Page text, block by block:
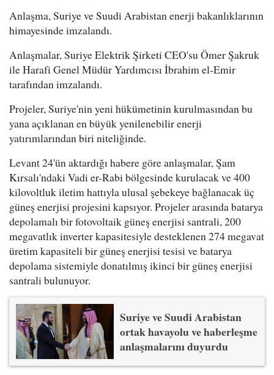
Anlaşma, Suriye ve Suudi Arabistan enerji bakanlıklarının
himayesinde imzalandı.
Anlaşmalar, Suriye Elektrik Şirketi CEO'su Ömer Şakruk
ile Harafi Genel Müdür Yardımcısı İbrahim el-Emir
tarafından imzalandı.
Projeler, Suriye'nin yeni hükümetinin kurulmasından bu
yana açıklanan en büyük yenilenebilir enerji
yatırımlarından biri niteliğinde.
Levant 24'ün aktardığı habere göre anlaşmalar, Şam
Kırsalı'ndaki Vadi er-Rabi bölgesinde kurulacak ve 400
kilovoltluk iletim hattıyla ulusal şebekeye bağlanacak üç
güneş enerjisi projesini kapsıyor. Projeler arasında batarya
depolamalı bir fotovoltaik güneş enerjisi santrali, 200
megavatlık inverter kapasitesiyle desteklenen 274 megavat
üretim kapasiteli bir güneş enerjisi tesisi ve batarya
depolama sistemiyle donatılmış ikinci bir güneş enerjisi
santrali bulunuyor.
Suriye ve Suudi Arabistan
ortak havayolu ve haberleşme
anlaşmalarını duyurdu